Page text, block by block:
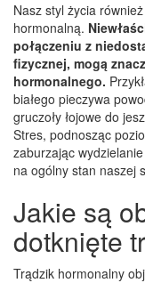
Nasz styl życia
hormonalną.
połączeniu z
fizycznej, mogą
hormonalnego.
białego pieczywa
gruczoły łojowe do
Stres, podnosząc
zaburzając
na ogólny stan naszej
Jakie są
dotknięte
Trądzik hormonalny